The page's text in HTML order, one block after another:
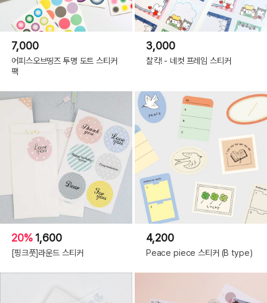
7,000
어피스오브띵즈 투명 도트 스티커
팩
3,000
찰칵! - 네컷 프레임 스티커
20% 1,600
[핑크풋]라운드 스티커
4,200
Peace piece 스티커 (B type)